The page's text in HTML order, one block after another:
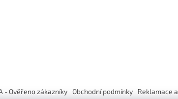
- Ověřeno zákazníky Obchodní podmínky Reklamace